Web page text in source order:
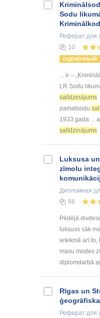
Sodu
Реферат для
10
ОЦЕНЕННЫЙ!
... ir –
LR Sodu
salīdzinājums
pamatsodu
1933.gada ...
salīdzinājums
Luksusa
zīmolu
Дипломная
66
Pēdējā
luksuss sāk
ietekmē arī to,
masu modes
diplomdarbā
Rīgas un
Реферат для